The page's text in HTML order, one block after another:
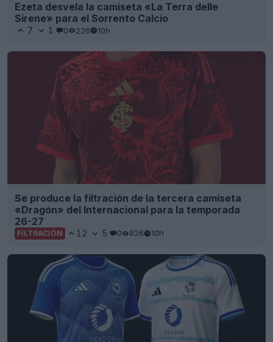
Ezeta desvela la camiseta «La Terra delle
Sirene» para el Sorrento Calcio
7 1 0 226 10h
Se produce la filtración de la tercera camiseta
«Dragón» del Internacional para la temporada
26-27
FILTRACIÓN 12 5 0 826 10h